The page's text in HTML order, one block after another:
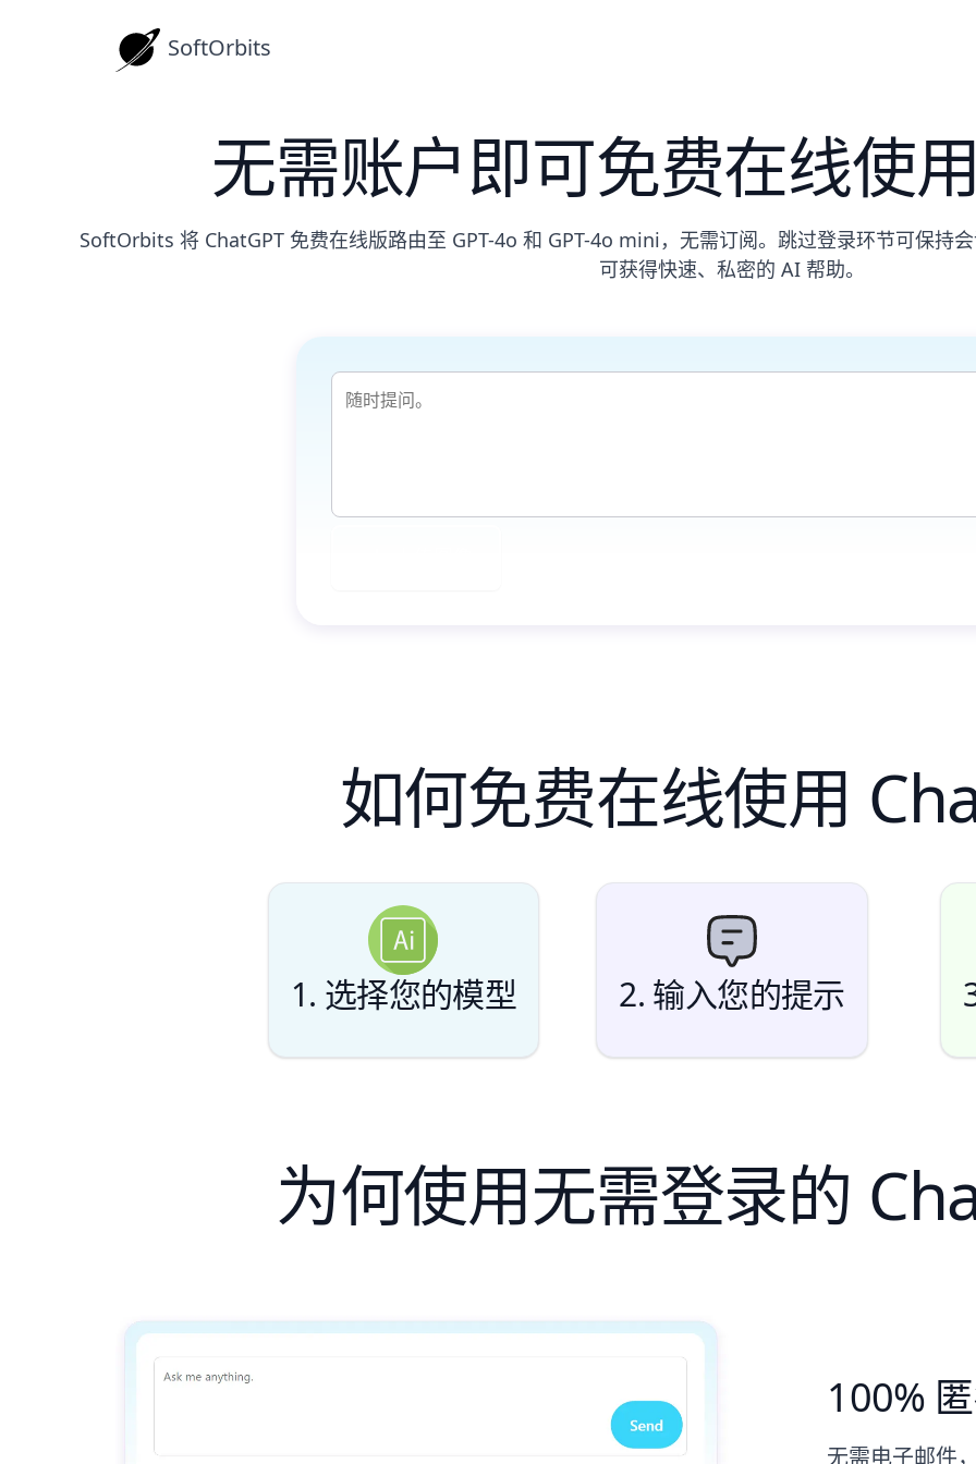
SoftOrbits
无需账户即可免费在线使
SoftOrbits 将 ChatGPT 免费在线版路由至 GPT-4o 和 GPT-4o mini，无需订阅。跳过登录环节可保持
可获得快速、私密的 AI 帮助。
如何免费在线使用
1. 选择您的模型 2. 输入您的提示
为何使用无需登录的
100%
无需电子邮件